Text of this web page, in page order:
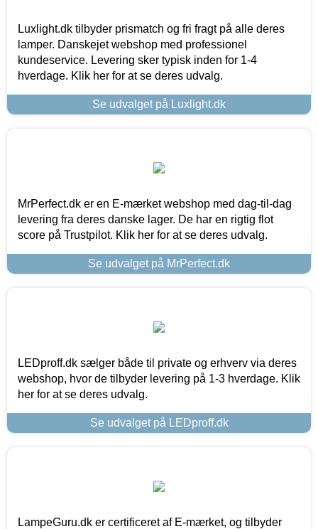
Luxlight.dk tilbyder prismatch og fri fragt på alle deres
lamper. Danskejet webshop med professionel
kundeservice. Levering sker typisk inden for 1-4
hverdage. Klik her for at se deres udvalg.
Se udvalget på Luxlight.dk
MrPerfect.dk er en E-mærket webshop med dag-til-dag
levering fra deres danske lager. De har en rigtig flot
score på Trustpilot. Klik her for at se deres udvalg.
Se udvalget på MrPerfect.dk
LEDproff.dk sælger både til private og erhverv via deres
webshop, hvor de tilbyder levering på 1-3 hverdage. Klik
her for at se deres udvalg.
Se udvalget på LEDproff.dk
LampeGuru.dk er certificeret af E-mærket, og tilbyder